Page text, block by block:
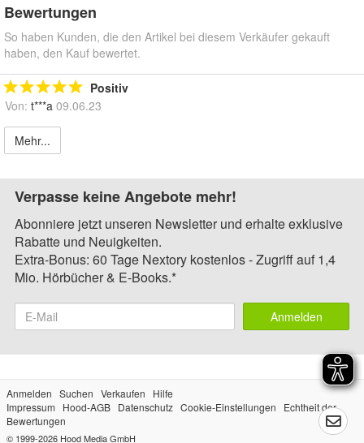
Bewertungen
So haben Kunden, die den Artikel bei diesem Verkäufer gekauft
haben, den Kauf bewertet.
Positiv
Von: t***a 09.06.23
Mehr...
Verpasse keine Angebote mehr!
Abonniere jetzt unseren Newsletter und erhalte exklusive
Rabatte und Neuigkeiten.
Extra-Bonus: 60 Tage Nextory kostenlos - Zugriff auf 1,4
Mio. Hörbücher & E-Books.*
Anmelden
Anmelden Suchen Verkaufen
Hilfe
Impressum
Hood-AGB Datenschutz Cookie-Einstellungen
Echtheit der
Bewertungen
© 1999-2026 Hood Media GmbH